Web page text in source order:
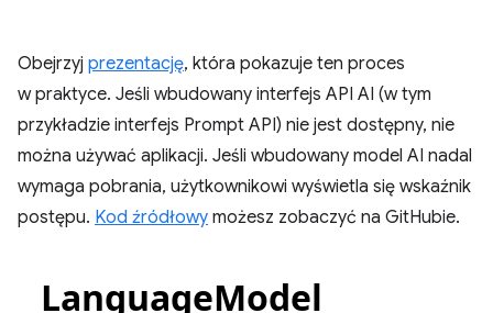
Obejrzyj prezentację, która pokazuje ten proces
w praktyce. Jeśli wbudowany interfejs API AI (w tym
przykładzie interfejs Prompt API) nie jest dostępny, nie
można używać aplikacji. Jeśli wbudowany model AI nadal
wymaga pobrania, użytkownikowi wyświetla się wskaźnik
postępu. Kod źródłowy możesz zobaczyć na GitHubie.